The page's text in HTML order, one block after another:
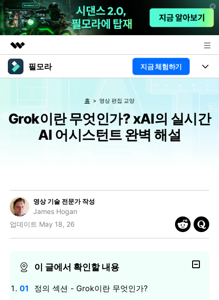
주요 제품
솔루션
회사 소개
도움말 센터
필모라 지금 체험하기
플랫폼
AI
HOT
영상 편집 자료실
고객 지원
핫한 콘텐츠
필모라 정보
더 알아보기
검색
홈 영상 편집 교양
Grok이란 무엇인가? xAI의 실시간
AI 어시스턴트 완벽 해설
영상 기술 전문가 작성
James Hogan
업데이트 May 18, 26
이 글에서 확인할 내용
정의 섹션 - Grok이란 무엇인가?